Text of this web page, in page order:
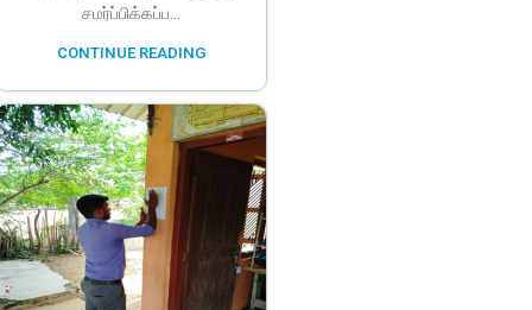
சமர்ப்பிக்கப்ப...
CONTINUE READING